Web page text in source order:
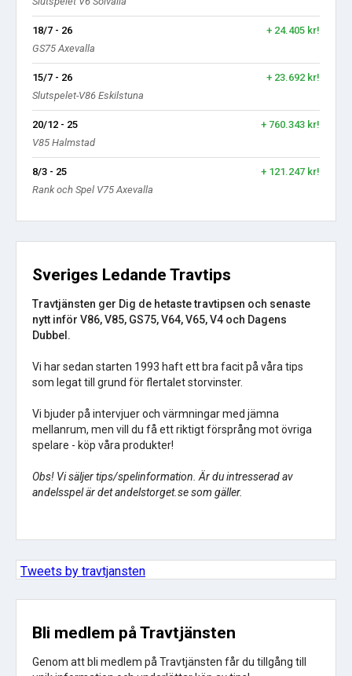
18/7 - 26
+ 24.405 kr!
GS75 Axevalla
15/7 - 26
+ 23.692 kr!
Slutspelet-V86 Eskilstuna
20/12 - 25
+ 760.343 kr!
V85 Halmstad
8/3 - 25
+ 121.247 kr!
Rank och Spel V75 Axevalla
Sveriges Ledande Travtips
Travtjänsten ger Dig de hetaste travtipsen och senaste
nytt inför V86, V85, GS75, V64, V65, V4 och Dagens
Dubbel.
Vi har sedan starten 1993 haft ett bra facit på våra tips
som legat till grund för flertalet storvinster.
Vi bjuder på intervjuer och värmningar med jämna
mellanrum, men vill du få ett riktigt försprång mot övriga
spelare - köp våra produkter!
Obs! Vi säljer tips/spelinformation. Är du intresserad av
andelsspel är det andelstorget.se som gäller.
Tweets by travtjansten
Bli medlem på Travtjänsten
Genom att bli medlem på Travtjänsten får du tillgång till